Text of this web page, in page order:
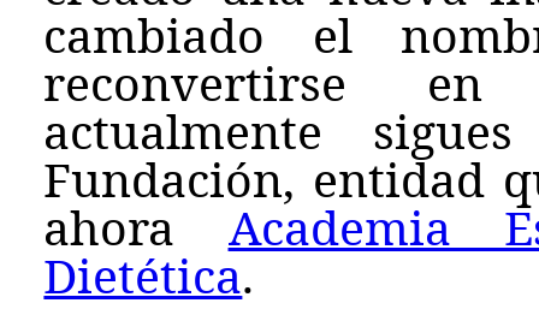
cambiado el
reconvertirse
actualmente
Fundación, entidad
ahora Academia
Dietética.